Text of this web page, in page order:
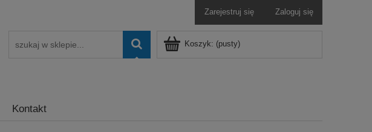
Zarejestruj się Zaloguj się
Koszyk: (pusty)
Kontakt